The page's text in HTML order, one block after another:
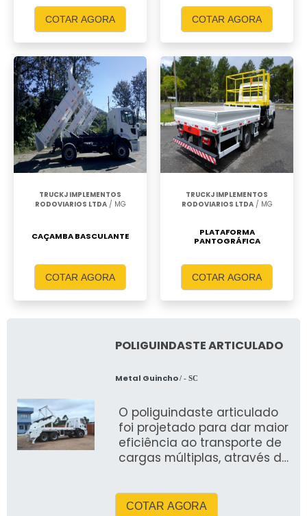
COTAR AGORA COTAR AGORA
TRUCKJ IMPLEMENTOS
RODOVIARIOS LTDA/ MG
CAÇAMBA BASCULANTE
COTAR AGORA
TRUCKJ IMPLEMENTOS
RODOVIARIOS LTDA/ MG
PLATAFORMA
PANTOGRÁFICA
COTAR AGORA
POLIGUINDASTE ARTICULADO
Metal Guincho/ - SC
O poliguindaste articulado
foi projetado para dar maior
eficiência ao transporte de
cargas múltiplas, através do
COTAR AGORA